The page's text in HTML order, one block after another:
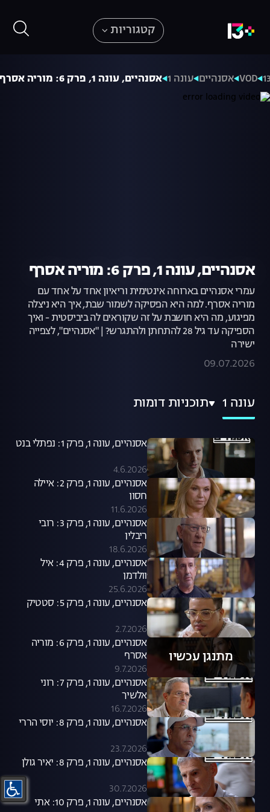
קטגוריות
VOD אסנהיים עונה 1 אסנהיים, עונה 1, פרק 6: מוריה אסרף
אסנהיים, עונה 1, פרק 6: מוריה אסרף
עמרי אסנהיים בארוחה אינטימית וריאיון אחד על אחד עם
מוריה אסרף. למה היא הפסיקה לשמור שבת, איך היא ניצלה
מפיגוע, מה היא חושבת על זה שקוראים לה ביביסטית - ואיך
הספיקה עד גיל 28 להתחתן ולהתגרש? | "אסנהיים", לצפייה
ישירה
09.07.2026
עונה 1 תוכניות דומות
אסנהיים, עונה 1, פרק 1: נפתלי בנט
4.6.2026
אסנהיים, עונה 1, פרק 2: איילה
חסון
11.6.2026
אסנהיים, עונה 1, פרק 3: רובי
ריבלין
18.6.2026
אסנהיים, עונה 1, פרק 4: איל
וולדמן
25.6.2026
אסנהיים, עונה 1, פרק 5: סטטיק
2.7.2026
מתנגן עכשיו
אסנהיים, עונה 1, פרק 6: מוריה
אסרף
9.7.2026
אסנהיים, עונה 1, פרק 7: רוני
אלשיך
16.7.2026
אסנהיים, עונה 1, פרק 8: יוסי הררי
23.7.2026
אסנהיים, עונה 1, פרק 8: יאיר גולן
30.7.2026
אסנהיים, עונה 1, פרק 10: אתי